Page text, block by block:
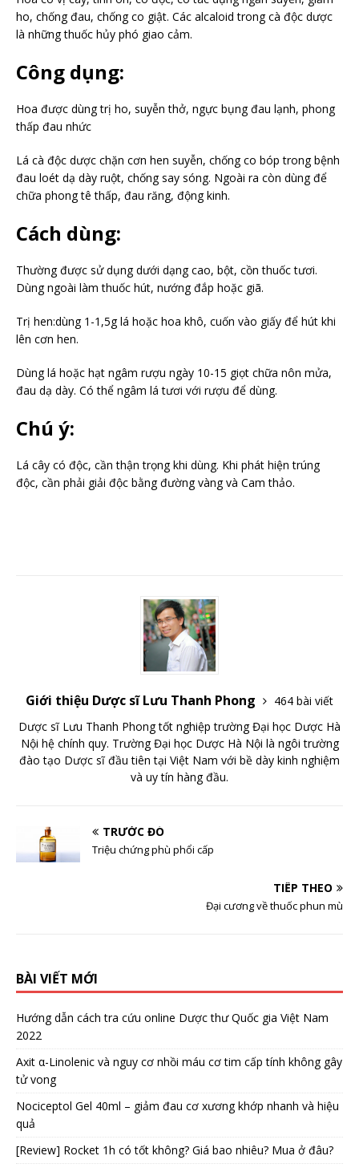
ho, chống đau, chống co giật. Các alcaloid trong cà độc dược
là những thuốc hủy phó giao cảm.
Công dụng:
Hoa được dùng trị ho, suyễn thở, ngực bụng đau lạnh, phong
thấp đau nhức
Lá cà độc dược chặn cơn hen suyễn, chống co bóp trong bệnh
đau loét dạ dày ruột, chống say sóng. Ngoài ra còn dùng để
chữa phong tê thấp, đau răng, động kinh.
Cách dùng:
Thường được sử dụng dưới dạng cao, bột, cồn thuốc tươi.
Dùng ngoài làm thuốc hút, nướng đắp hoặc giã.
Trị hen:dùng 1-1,5g lá hoặc hoa khô, cuốn vào giấy để hút khi
lên cơn hen.
Dùng lá hoặc hạt ngâm rượu ngày 10-15 giọt chữa nôn mửa,
đau dạ dày. Có thể ngâm lá tươi với rượu để dùng.
Chú ý:
Lá cây có độc, cần thận trọng khi dùng. Khi phát hiện trúng
độc, cần phải giải độc bằng đường vàng và Cam thảo.
Giới thiệu Dược sĩ Lưu Thanh Phong
464 bài viết
Dược sĩ Lưu Thanh Phong tốt nghiệp trường Đại học Dược Hà
Nội hệ chính quy. Trường Đại học Dược Hà Nội là ngôi trường
đào tạo Dược sĩ đầu tiên tại Việt Nam với bề dày kinh nghiệm
và uy tín hàng đầu.
TRƯỚC ĐÓ
Triệu chứng phù phổi cấp
TIẾP THEO
Đại cương về thuốc phun mù
BÀI VIẾT MỚI
Hướng dẫn cách tra cứu online Dược thư Quốc gia Việt Nam
2022
Axit α-Linolenic và nguy cơ nhồi máu cơ tim cấp tính không gây
tử vong
Nociceptol Gel 40ml – giảm đau cơ xương khớp nhanh và hiệu
quả
[Review] Rocket 1h có tốt không? Giá bao nhiêu? Mua ở đâu?